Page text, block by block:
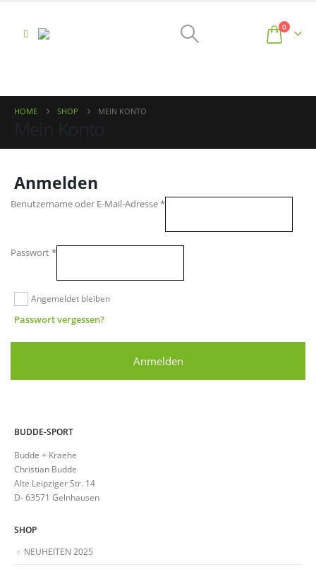
0
HOME SHOP MEIN KONTO
Anmelden
Benutzername oder E-Mail-Adresse*Erforderlich
Passwort*Erforderlich
Angemeldet bleiben
Passwort vergessen?
Anmelden
BUDDE-SPORT
Budde + Kraehe
Christian Budde
Alte Leipziger Str. 14
D- 63571 Gelnhausen
SHOP
NEUHEITEN 2025